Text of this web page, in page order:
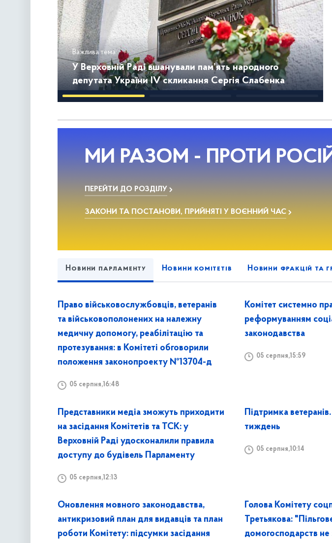
Важлива тема:
У Верховній Раді вшанували пам’ять народного
депутата України IV скликання Сергія Слабенка
МИ РАЗОМ - ПРОТИ
ПЕРЕЙТИ ДО РОЗДІЛУ
ЗАКОНИ ТА ПОСТАНОВИ, ПРИЙНЯТІ У ВОЄННИЙ ЧАС
Новини парламенту Новини комітетів Новини фракцій та
Право військовослужбовців, ветеранів
та військовополонених на належну
медичну допомогу, реабілітацію та
протезування: в Комітеті обговорили
положення законопроекту №13704-д
05 серпня,16:48
Комітет системно
реформуванням
законодавства
05 серпня,15:59
Представники медіа зможуть приходити
на засідання Комітетів та ТСК: у
Верховній Раді удосконалили правила
доступу до будівель Парламенту
05 серпня,12:13
Підтримка
тиждень
05 серпня,10:14
Оновлення мовного законодавства,
антикризовий план для видавців та план
роботи Комітету: підсумки засідання
Голова Комітету
Третьякова:
домогосподарств